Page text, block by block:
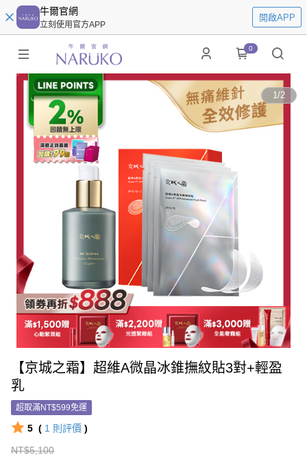
牛爾官網
立刻使用官方APP
開啟APP
0
1/2
【京城之霜】超維A微晶冰錐撫紋貼3對+輕盈
乳
超取滿NT$599免運
5 ( 1 則評價 )
NT$5,100